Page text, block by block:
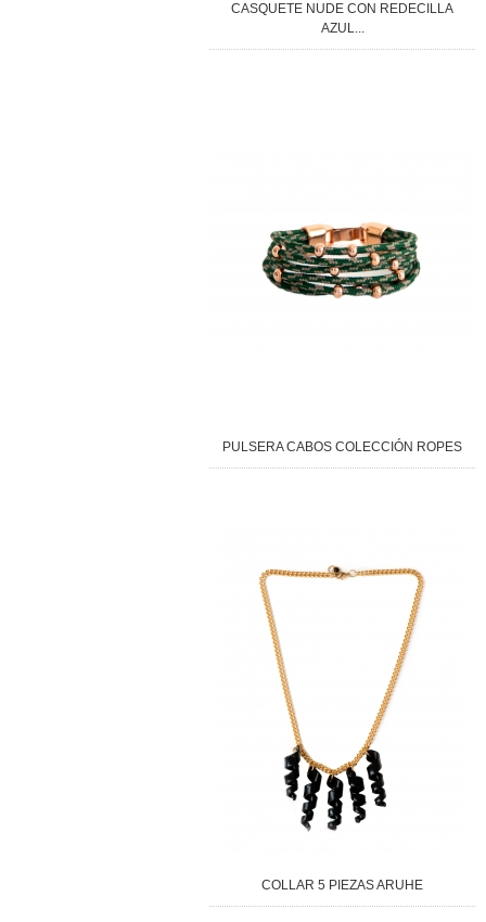
CASQUETE NUDE CON REDECILLA
AZUL...
PULSERA CABOS COLECCIÓN ROPES
COLLAR 5 PIEZAS ARUHE